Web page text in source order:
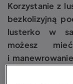
Korzystanie z
bezkolizyjną
lusterko w
możesz
i